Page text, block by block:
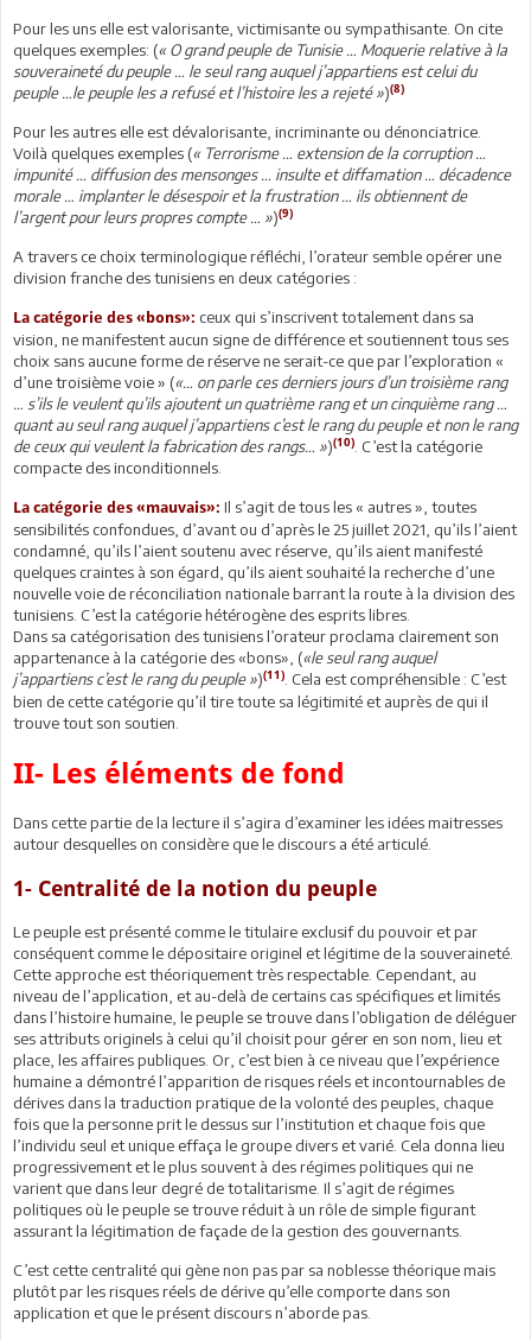
Pour les uns elle est valorisante, victimisante ou sympathisante. On cite
quelques exemples: (« O grand peuple de Tunisie … Moquerie relative à la
souveraineté du peuple … le seul rang auquel j’appartiens est celui du
peuple …le peuple les a refusé et l’histoire les a rejeté »)(8)
Pour les autres elle est dévalorisante, incriminante ou dénonciatrice.
Voilà quelques exemples (« Terrorisme … extension de la corruption …
impunité … diffusion des mensonges … insulte et diffamation … décadence
morale … implanter le désespoir et la frustration … ils obtiennent de
l’argent pour leurs propres compte … »)(9)
A travers ce choix terminologique réfléchi, l’orateur semble opérer une
division franche des tunisiens en deux catégories :
La catégorie des «bons»: ceux qui s’inscrivent totalement dans sa
vision, ne manifestent aucun signe de différence et soutiennent tous ses
choix sans aucune forme de réserve ne serait-ce que par l’exploration «
d’une troisième voie » («… on parle ces derniers jours d’un troisième rang
… s’ils le veulent qu’ils ajoutent un quatrième rang et un cinquième rang …
quant au seul rang auquel j’appartiens c’est le rang du peuple et non le rang
de ceux qui veulent la fabrication des rangs… »)(10)
. C’est la catégorie
compacte des inconditionnels.
La catégorie des «mauvais»: Il s’agit de tous les « autres », toutes
sensibilités confondues, d’avant ou d’après le 25 juillet 2021, qu’ils l’aient
condamné, qu’ils l’aient soutenu avec réserve, qu’ils aient manifesté
quelques craintes à son égard, qu’ils aient souhaité la recherche d’une
nouvelle voie de réconciliation nationale barrant la route à la division des
tunisiens. C’est la catégorie hétérogène des esprits libres.
Dans sa catégorisation des tunisiens l’orateur proclama clairement son
appartenance à la catégorie des «bons», («le seul rang auquel
j’appartiens c’est le rang du peuple »)(11)
. Cela est compréhensible : C’est
bien de cette catégorie qu’il tire toute sa légitimité et auprès de qui il
trouve tout son soutien.
II- Les éléments de fond
Dans cette partie de la lecture il s’agira d’examiner les idées maitresses
autour desquelles on considère que le discours a été articulé.
1- Centralité de la notion du peuple
Le peuple est présenté comme le titulaire exclusif du pouvoir et par
conséquent comme le dépositaire originel et légitime de la souveraineté.
Cette approche est théoriquement très respectable. Cependant, au
niveau de l’application, et au-delà de certains cas spécifiques et limités
dans l’histoire humaine, le peuple se trouve dans l’obligation de déléguer
ses attributs originels à celui qu’il choisit pour gérer en son nom, lieu et
place, les affaires publiques. Or, c’est bien à ce niveau que l’expérience
humaine a démontré l’apparition de risques réels et incontournables de
dérives dans la traduction pratique de la volonté des peuples, chaque
fois que la personne prit le dessus sur l’institution et chaque fois que
l’individu seul et unique effaça le groupe divers et varié. Cela donna lieu
progressivement et le plus souvent à des régimes politiques qui ne
varient que dans leur degré de totalitarisme. Il s’agit de régimes
politiques où le peuple se trouve réduit à un rôle de simple figurant
assurant la légitimation de façade de la gestion des gouvernants.
C’est cette centralité qui gène non pas par sa noblesse théorique mais
plutôt par les risques réels de dérive qu’elle comporte dans son
application et que le présent discours n’aborde pas.